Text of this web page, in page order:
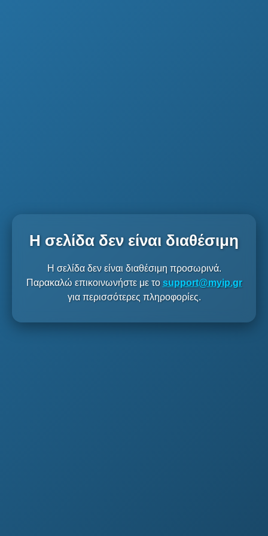
Η σελίδα δεν είναι διαθέσιμη
Η σελίδα δεν είναι διαθέσιμη προσωρινά.
Παρακαλώ επικοινωνήστε με το support@myip.gr
για περισσότερες πληροφορίες.